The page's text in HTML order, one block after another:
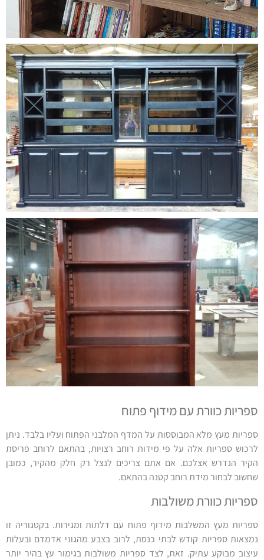
ספריות כוורת עם מידוף פתוח
ספריות מעץ מלא המבוססות על המדף המלבני הפתוח ועליו בלבד. ניתן
לרכוש ספריות אלה על פי מידות רוחב רצויות, בהתאם לרוחב פריסת
הקיר הנדרש אצלכם. אם אתם צריכים לנצל רק חלק מהקיר, כמובן
שחשוב לבחור מידת רוחב קטנה בהתאם.
ספריות כוורת משולבות
ספריות מעץ המשלבות מידוף פתוח עם דלתות ומגירות. בקטגוריה זו
נמצאות ספריות קודש לבתי כנסת, לרוב בצבע מהגוני אדמדם ובעלות
עיצוב מבוקע עתיק. זאת, לצד ספריות משולבות בגימור עץ בהיר יותר